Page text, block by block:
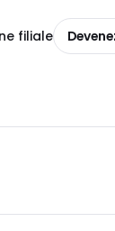
filiale